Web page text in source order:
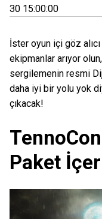
30 15:00:00
İster oyun içi göz
ekipmanlar arıyor
sergilemenin resmi
daha iyi bir yolu yok
çıkacak!
Paket